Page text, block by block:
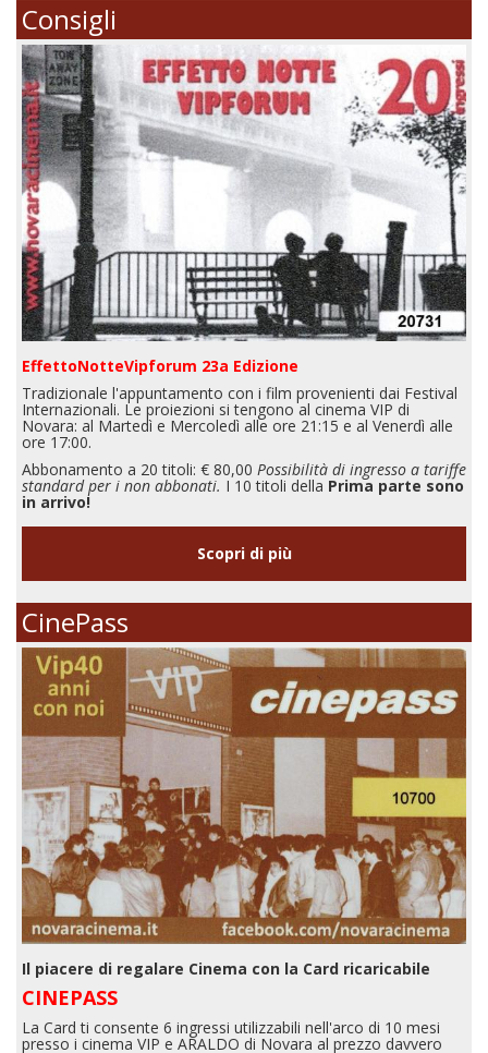
Consigli
EffettoNotteVipforum 23a Edizione
Tradizionale l'appuntamento con i film provenienti dai Festival
Internazionali. Le proiezioni si tengono al cinema VIP di
Novara: al Martedì e Mercoledì alle ore 21:15 e al Venerdì alle
ore 17:00.
Abbonamento a 20 titoli: € 80,00 Possibilità di ingresso a tariffe
standard per i non abbonati. I 10 titoli della Prima parte sono
in arrivo!
Scopri di più
CinePass
Il piacere di regalare Cinema con la Card ricaricabile
CINEPASS
La Card ti consente 6 ingressi utilizzabili nell'arco di 10 mesi
presso i cinema VIP e ARALDO di Novara al prezzo davvero